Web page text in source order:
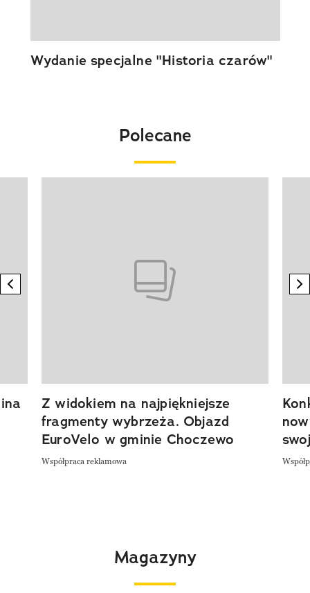
Wydanie specjalne "Historia czarów"
Polecane
previous element
Z widokiem na najpiękniejsze
fragmenty wybrzeża. Objazd
EuroVelo w gminie Choczewo
Współpraca reklamowa
Magazyny